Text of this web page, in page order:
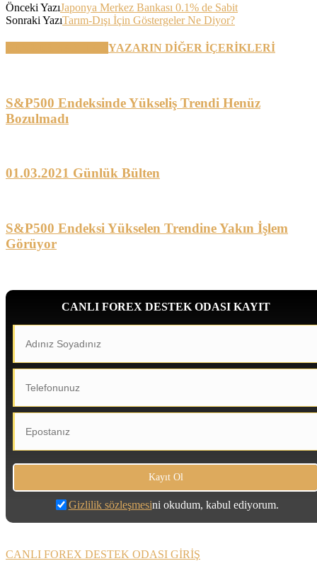
Önceki YazıJaponya Merkez Bankası 0.1% de Sabit
Sonraki YazıTarım-Dışı İçin Göstergeler Ne Diyor?
YAZARIN DİĞER İÇERİKLERİ
S&P500 Endeksinde Yükseliş Trendi Henüz
Bozulmadı
01.03.2021 Günlük Bülten
S&P500 Endeksi Yükselen Trendine Yakın İşlem
Görüyor
CANLI FOREX DESTEK ODASI KAYIT
Gizlilik sözleşmesini okudum, kabul ediyorum.
CANLI FOREX DESTEK ODASI GİRİŞ